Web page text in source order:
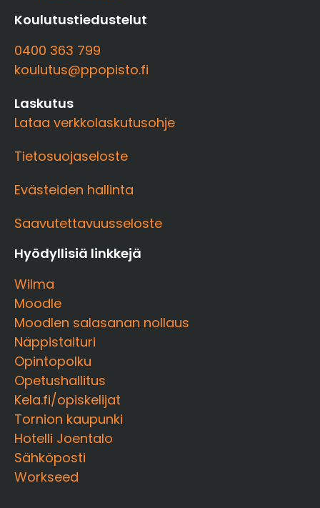
Koulutustiedustelut
0400 363 799
koulutus@ppopisto.fi
Laskutus
Lataa verkkolaskutusohje
Tietosuojaseloste
Evästeiden hallinta
Saavutettavuusseloste
Hyödyllisiä linkkejä
Wilma
Moodle
Moodlen salasanan nollaus
Näppistaituri
Opintopolku
Opetushallitus
Kela.fi/opiskelijat
Tornion kaupunki
Hotelli Joentalo
Sähköposti
Workseed